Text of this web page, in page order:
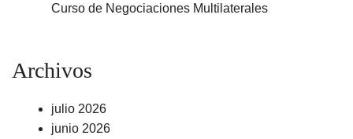
Curso de Negociaciones Multilaterales
Archivos
julio 2026
junio 2026